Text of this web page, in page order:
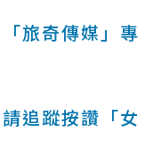
旅奇傳媒」專
追蹤按讚「女